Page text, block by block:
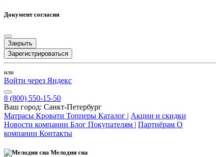
Документ согласия
Закрыть
Зарегистрироваться
или
Войти через Яндекс
8 (800) 550-15-50
Ваш город: Санкт-Петербург
Матрасы Кровати Топперы Каталог | Акции и скидки
Новости компании Блог Покупателям | Партнёрам О
компании Контакты
Мелодия сна